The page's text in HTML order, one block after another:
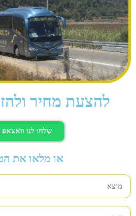
להצעת מחיר
שלחו לנו וואצאפ
או מלאו את